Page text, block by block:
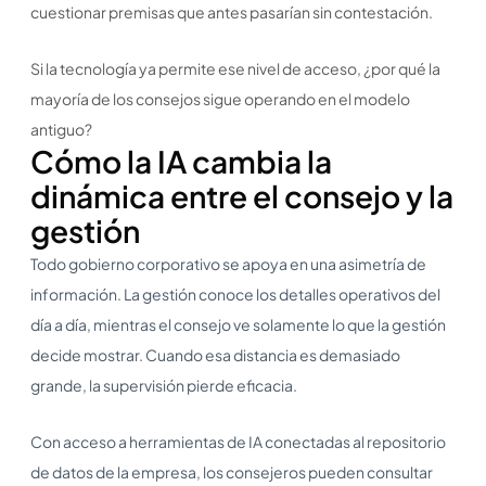
cuestionar premisas que antes pasarían sin contestación.
Si la tecnología ya permite ese nivel de acceso, ¿por qué la
mayoría de los consejos sigue operando en el modelo
antiguo?
Cómo la IA cambia la
dinámica entre el consejo y la
gestión
Todo gobierno corporativo se apoya en una asimetría de
información. La gestión conoce los detalles operativos del
día a día, mientras el consejo ve solamente lo que la gestión
decide mostrar. Cuando esa distancia es demasiado
grande, la supervisión pierde eficacia.
Con acceso a herramientas de IA conectadas al repositorio
de datos de la empresa, los consejeros pueden consultar